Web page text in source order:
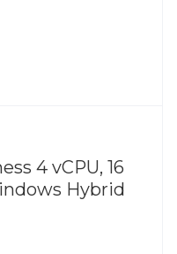
4 vCPU, 16
Hybrid